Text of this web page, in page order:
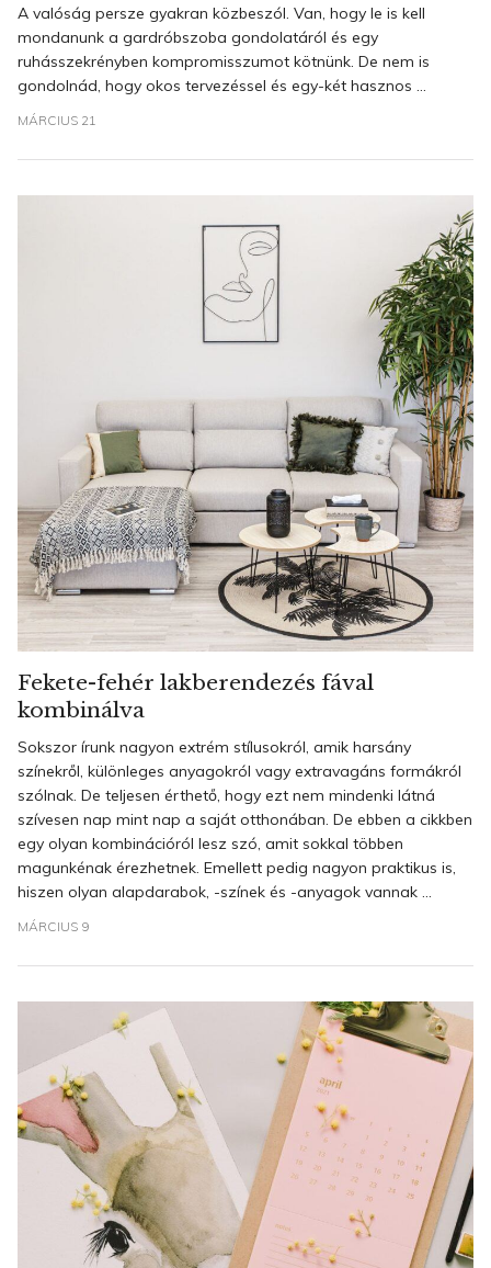
A valóság persze gyakran közbeszól. Van, hogy le is kell
mondanunk a gardróbszoba gondolatáról és egy
ruhásszekrényben kompromisszumot kötnünk. De nem is
gondolnád, hogy okos tervezéssel és egy-két hasznos ...
MÁRCIUS 21
Fekete-fehér lakberendezés fával
kombinálva
Sokszor írunk nagyon extrém stílusokról, amik harsány
színekről, különleges anyagokról vagy extravagáns formákról
szólnak. De teljesen érthető, hogy ezt nem mindenki látná
szívesen nap mint nap a saját otthonában. De ebben a cikkben
egy olyan kombinációról lesz szó, amit sokkal többen
magunkénak érezhetnek. Emellett pedig nagyon praktikus is,
hiszen olyan alapdarabok, -színek és -anyagok vannak ...
MÁRCIUS 9